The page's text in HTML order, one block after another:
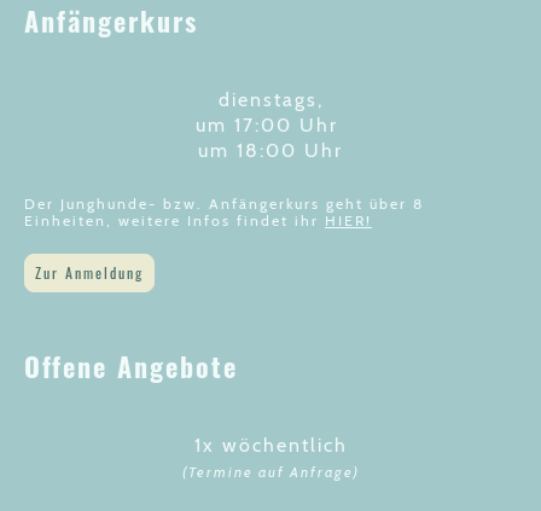
Anfängerkurs
dienstags,
um 17:00 Uhr
um 18:00 Uhr
Der Junghunde- bzw. Anfängerkurs geht über 8
Einheiten, weitere Infos findet ihr HIER!
Zur Anmeldung
Offene Angebote
1x wöchentlich
(Termine auf Anfrage)